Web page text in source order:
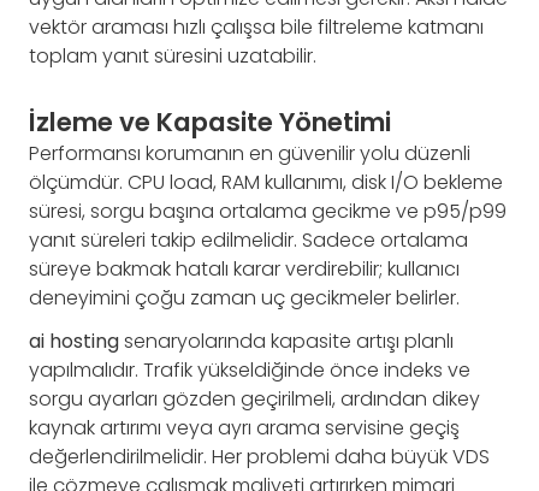
vektör araması hızlı çalışsa bile filtreleme katmanı
toplam yanıt süresini uzatabilir.
İzleme ve Kapasite Yönetimi
Performansı korumanın en güvenilir yolu düzenli
ölçümdür. CPU load, RAM kullanımı, disk I/O bekleme
süresi, sorgu başına ortalama gecikme ve p95/p99
yanıt süreleri takip edilmelidir. Sadece ortalama
süreye bakmak hatalı karar verdirebilir; kullanıcı
deneyimini çoğu zaman uç gecikmeler belirler.
ai hostingsenaryolarında kapasite artışı planlı
yapılmalıdır. Trafik yükseldiğinde önce indeks ve
sorgu ayarları gözden geçirilmeli, ardından dikey
kaynak artırımı veya ayrı arama servisine geçiş
değerlendirilmelidir. Her problemi daha büyük VDS